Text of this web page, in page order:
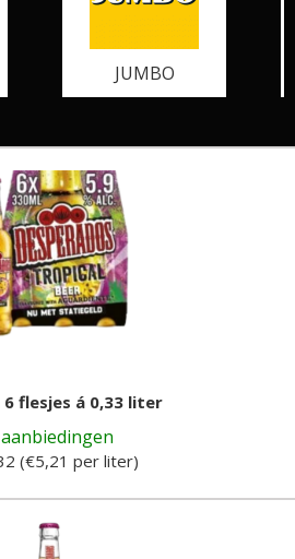
JUMBO
6 flesjes á 0,33 liter
(€5,21 per liter)